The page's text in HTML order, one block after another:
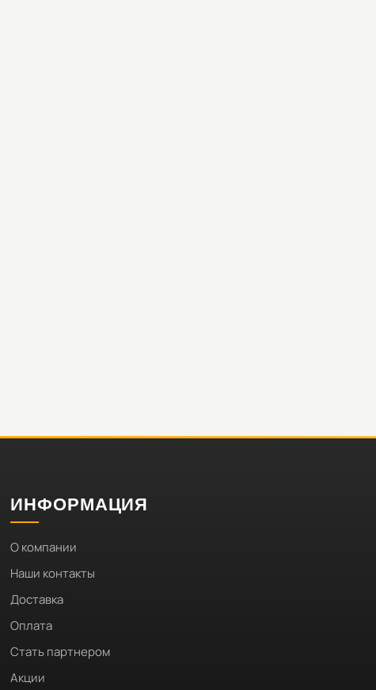
ИНФОРМАЦИЯ
О компании
Наши контакты
Доставка
Оплата
Стать партнером
Акции